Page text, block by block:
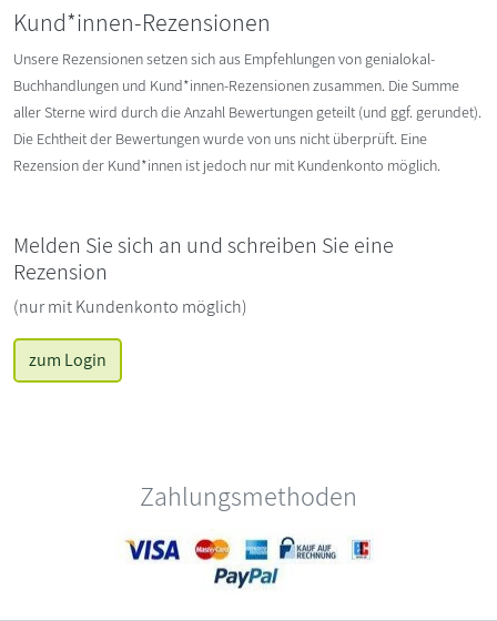
Kund*innen-Rezensionen
Unsere Rezensionen setzen sich aus Empfehlungen von genialokal-
Buchhandlungen und Kund*innen-Rezensionen zusammen. Die Summe
aller Sterne wird durch die Anzahl Bewertungen geteilt (und ggf. gerundet).
Die Echtheit der Bewertungen wurde von uns nicht überprüft. Eine
Rezension der Kund*innen ist jedoch nur mit Kundenkonto möglich.
Melden Sie sich an und schreiben Sie eine
Rezension
(nur mit Kundenkonto möglich)
zum Login
Zahlungsmethoden